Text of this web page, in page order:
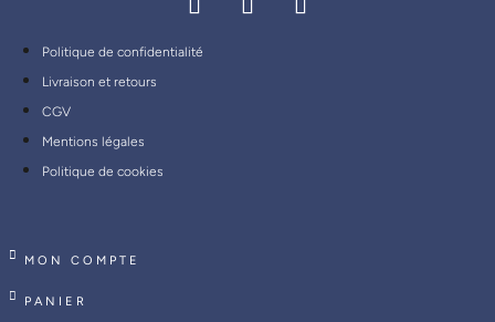
Politique de confidentialité
Livraison et retours
CGV
Mentions légales
Politique de cookies
MON COMPTE
PANIER